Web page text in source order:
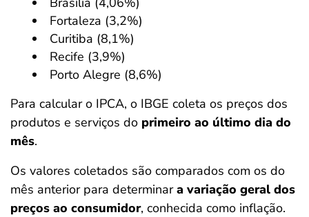
Fortaleza (3,2%)
Curitiba (8,1%)
Recife (3,9%)
Porto Alegre (8,6%)
Para calcular o IPCA, o IBGE coleta os preços dos
produtos e serviços do primeiro ao último dia do
mês.
Os valores coletados são comparados com os do
mês anterior para determinara variação geral dos
preços ao consumidor, conhecida como inflação.